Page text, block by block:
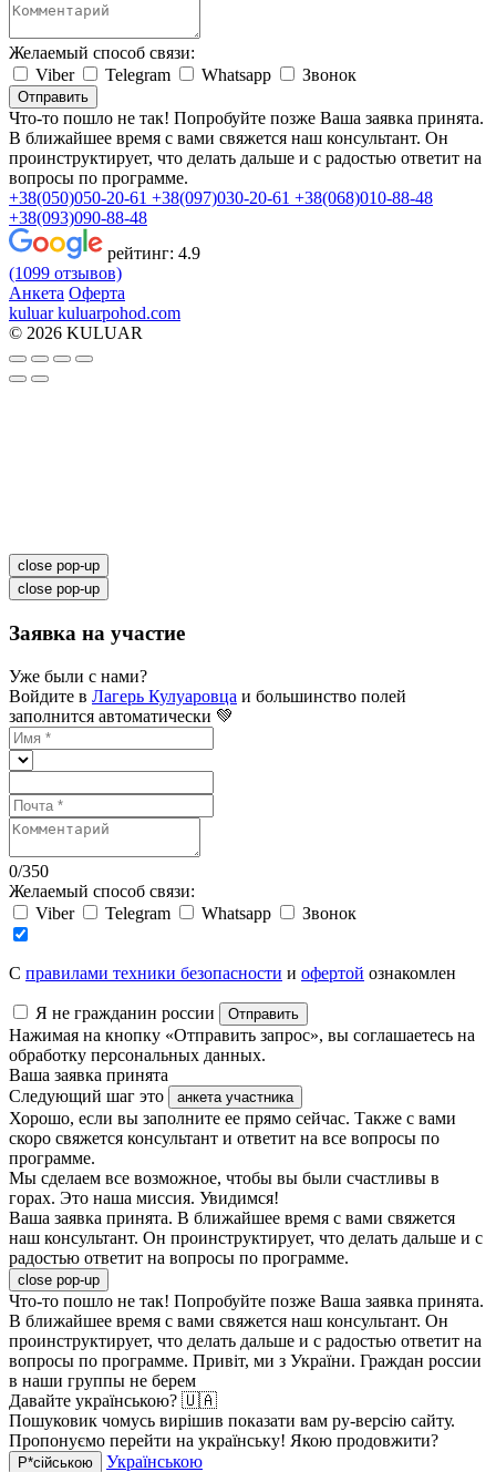
Желаемый способ связи:
Viber
Telegram Whatsapp Звонок
Отправить
Что-то пошло не так! Попробуйте позже Ваша заявка принята.
В ближайшее время с вами свяжется наш консультант. Он
проинструктирует, что делать дальше и с радостью ответит на
вопросы по программе.
+38(050)050-20-61 +38(097)030-20-61 +38(068)010-88-48
+38(093)090-88-48
рейтинг: 4.9
(1099 отзывов)
Анкета Оферта
kuluar kuluarpohod.com
© 2026 KULUAR
close pop-up
close pop-up
Заявка на участие
Уже были с нами?
Войдите в Лагерь Кулуаровца и большинство полей
заполнится автоматически 💚
0/350
Желаемый способ связи:
Viber
Telegram Whatsapp Звонок
C правилами техники безопасности и офертой ознакомлен
Я не гражданин россии Отправить
Нажимая на кнопку «Отправить запрос», вы соглашаетесь на
обработку персональных данных.
Ваша заявка принята
Следующий шаг это
анкета участника
Хорошо, если вы заполните ее прямо сейчас. Также с вами
скоро свяжется консультант и ответит на все вопросы по
программе.
Мы сделаем все возможное, чтобы вы были счастливы в
горах. Это наша миссия. Увидимся!
Ваша заявка принята. В ближайшее время с вами свяжется
наш консультант. Он проинструктирует, что делать дальше и с
радостью ответит на вопросы по программе.
close pop-up
Что-то пошло не так! Попробуйте позже Ваша заявка принята.
В ближайшее время с вами свяжется наш консультант. Он
проинструктирует, что делать дальше и с радостью ответит на
вопросы по программе. Привіт, ми з України. Граждан россии
в наши группы не берем
Давайте українською? 🇺🇦
Пошуковик чомусь вирішив показати вам ру-версію сайту.
Пропонуємо перейти на українську! Якою продовжити?
Р*сійською Українською